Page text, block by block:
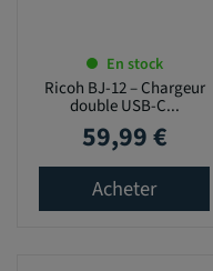
En stock
Ricoh BJ-12 – Chargeur
double USB-C...
Prix
59,99 €
Acheter